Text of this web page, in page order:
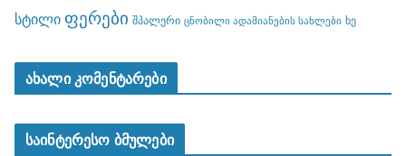
სტილი ფერები შპალერი ცნობილი ადამიანების სახლები ხე
ახალი კომენტარები
საინტერესო ბმულები